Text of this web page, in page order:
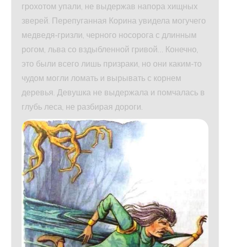
грохотом упали, не выдержав напора хищных
зверей. Перепуганная Корина увидела могучего
медведя‑гризли, черного носорога с длинным
рогом, льва со вздыбленной гривой… Конечно,
это были всего лишь призраки, но они каким‑то
чудом могли ломать и вырывать с корнем
деревья. Девушка не выдержала и помчалась в
глубь леса, не разбирая дороги.